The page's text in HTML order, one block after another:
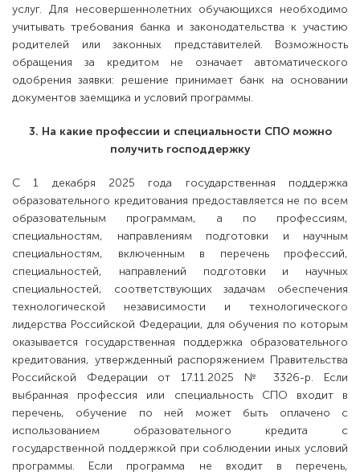
услуг. Для несовершеннолетних обучающихся необходимо
учитывать требования банка и законодательства к участию
родителей или законных представителей. Возможность
обращения за кредитом не означает автоматического
одобрения заявки: решение принимает банк на основании
документов заемщика и условий программы.
3. На какие профессии и специальности СПО можно
получить господдержку
С 1 декабря 2025 года государственная поддержка
образовательного кредитования предоставляется не по всем
образовательным программам, а по профессиям,
специальностям, направлениям подготовки и научным
специальностям, включенным в перечень профессий,
специальностей, направлений подготовки и научных
специальностей, соответствующих задачам обеспечения
технологической независимости и технологического
лидерства Российской Федерации, для обучения по которым
оказывается государственная поддержка образовательного
кредитования, утвержденный распоряжением Правительства
Российской Федерации от 17.11.2025 № 3326-р. Если
выбранная профессия или специальность СПО входит в
перечень, обучение по ней может быть оплачено с
использованием образовательного кредита с
государственной поддержкой при соблюдении иных условий
программы. Если программа не входит в перечень,